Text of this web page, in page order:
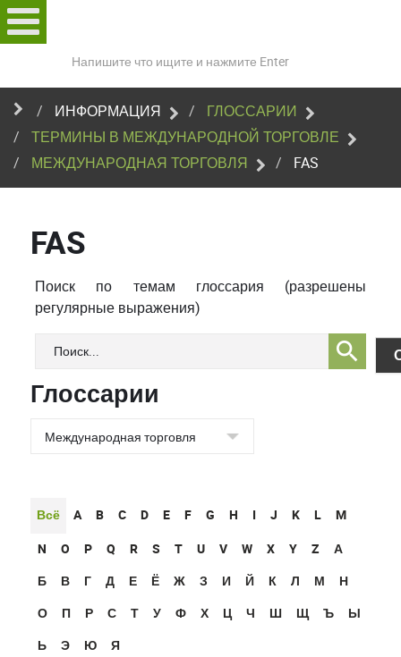
сайту
ИНФОРМАЦИЯ
ГЛОССАРИИ
ТЕРМИНЫ В МЕЖДУНАРОДНОЙ ТОРГОВЛЕ
МЕЖДУНАРОДНАЯ ТОРГОВЛЯ
FAS
FAS
Поиск по темам глоссария (разрешены
регулярные выражения)
Глоссарии
Всё A B C D E F G H I J K L
M
N
O P Q R S T U V W X Y Z
А
Б
В Г Д Е Ё Ж З И Й К Л М
Н
О
П Р С Т У Ф Х Ц Ч Ш Щ Ъ
Ы
Ь
Э Ю Я